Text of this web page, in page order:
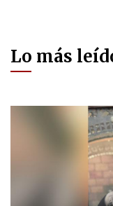
Lo más